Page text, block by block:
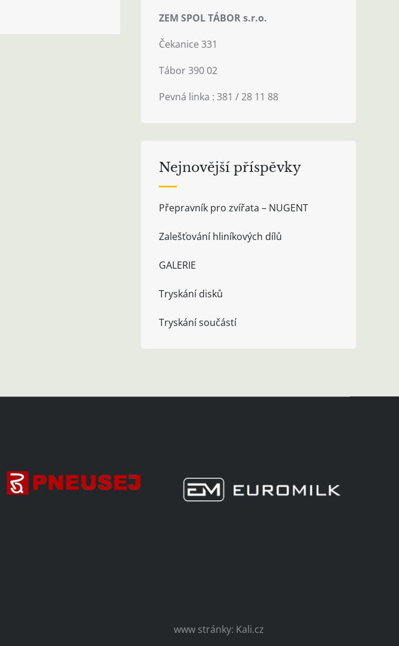
ZEM SPOL TÁBOR s.r.o.
Čekanice 331
Tábor 390 02
Pevná linka : 381 / 28 11 88
Nejnovější příspěvky
Přepravník pro zvířata – NUGENT
Zalešťování hliníkových dílů
GALERIE
Tryskání disků
Tryskání součástí
www stránky: Kali.cz